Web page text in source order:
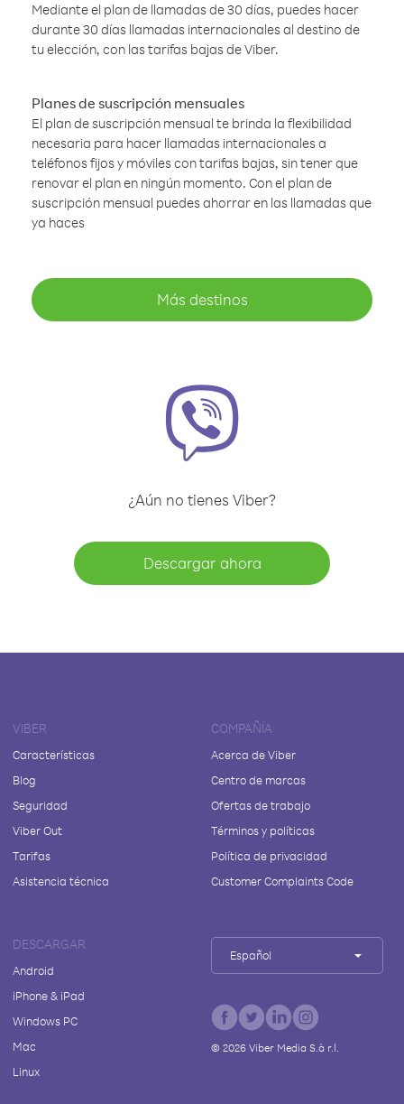
Mediante el plan de llamadas de 30 días, puedes hacer
durante 30 días llamadas internacionales al destino de
tu elección, con las tarifas bajas de Viber.
Planes de suscripción mensuales
El plan de suscripción mensual te brinda la flexibilidad
necesaria para hacer llamadas internacionales a
teléfonos fijos y móviles con tarifas bajas, sin tener que
renovar el plan en ningún momento. Con el plan de
suscripción mensual puedes ahorrar en las llamadas que
ya haces
Más destinos
¿Aún no tienes Viber?
Descargar ahora
VIBER
Características
Blog
Seguridad
Viber Out
Tarifas
Asistencia técnica
COMPAÑÍA
Acerca de Viber
Centro de marcas
Ofertas de trabajo
Términos y políticas
Política de privacidad
Customer Complaints Code
DESCARGAR
Android
iPhone & iPad
Windows PC
Mac
Linux
Español
© 2026Viber Media S.à r.l.